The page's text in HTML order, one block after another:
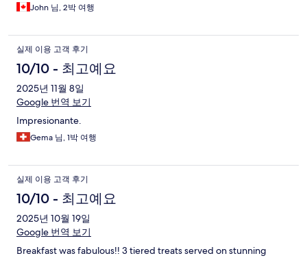
John 님, 2박 여행
실제 이용 고객 후기
10/10 - 최고예요
2025년 11월 8일
Google 번역 보기
Impresionante.
Gema 님, 1박 여행
실제 이용 고객 후기
10/10 - 최고예요
2025년 10월 19일
Google 번역 보기
Breakfast was fabulous!! 3 tiered treats served on stunning